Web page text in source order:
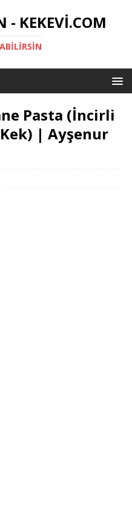
- KEKEVI.COM
Pasta (İncirli
| Ayşenur